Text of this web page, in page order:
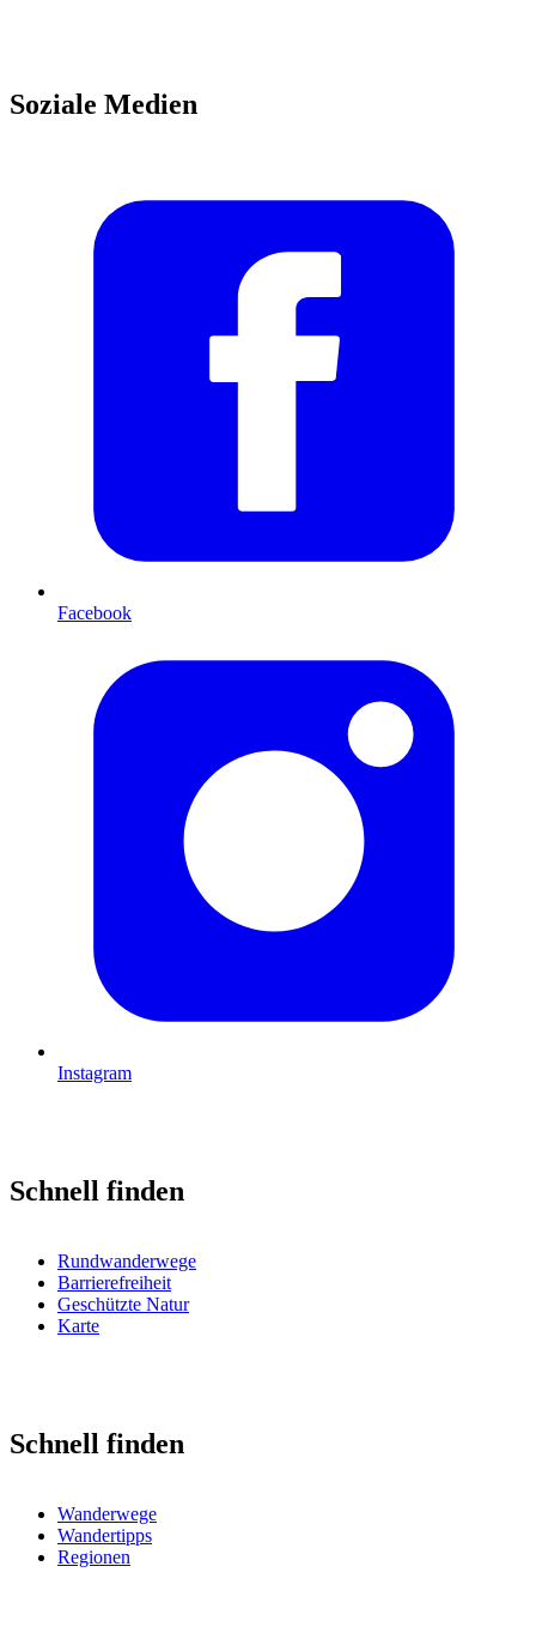
Soziale Medien
Facebook
Instagram
Schnell finden
Rundwanderwege
Barrierefreiheit
Geschützte Natur
Karte
Schnell finden
Wanderwege
Wandertipps
Regionen